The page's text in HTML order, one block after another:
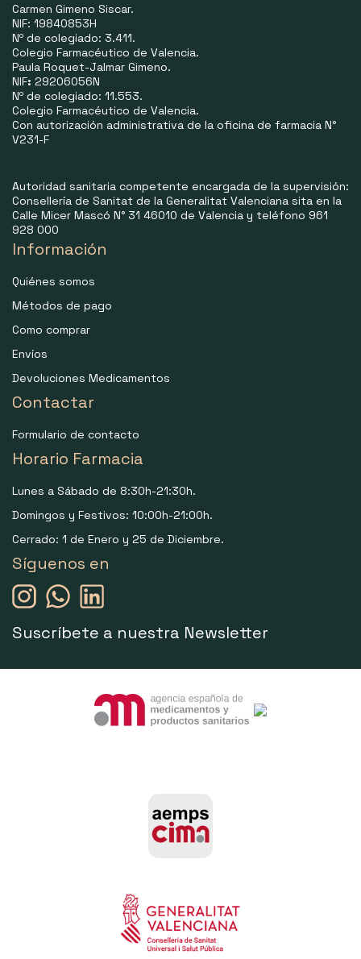
Carmen Gimeno Siscar.
NIF: 19840853H
Nº de colegiado: 3.411.
Colegio Farmacéutico de Valencia.
Paula Roquet-Jalmar Gimeno.
NIF: 29206056N
Nº de colegiado: 11.553.
Colegio Farmacéutico de Valencia.
Con autorización administrativa de la oficina de farmacia N°
V231-F
Autoridad sanitaria competente encargada de la supervisión:
Consellería de Sanitat de la Generalitat Valenciana sita en la
Calle Micer Mascó N° 31 46010 de Valencia y teléfono 961
928 000
Información
Quiénes somos
Métodos de pago
Como comprar
Envíos
Devoluciones Medicamentos
Contactar
Formulario de contacto
Horario Farmacia
Lunes a Sábado de 8:30h-21:30h.
Domingos y Festivos: 10:00h-21:00h.
Cerrado: 1 de Enero y 25 de Diciembre.
Síguenos en
Suscríbete a nuestra Newsletter